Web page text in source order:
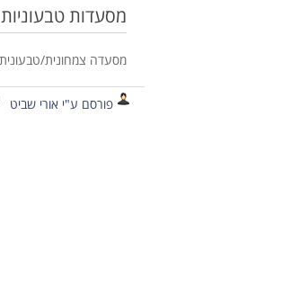
מסעדות טבעוניות
מסעדה צמחונית/טבעונית
פורסם ע"י אורי שביט